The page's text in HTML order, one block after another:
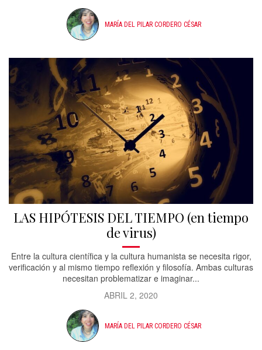
MARÍA DEL PILAR CORDERO CÉSAR
LAS HIPÓTESIS DEL TIEMPO (en tiempo
de virus)
Entre la cultura científica y la cultura humanista se necesita rigor,
verificación y al mismo tiempo reflexión y filosofía. Ambas culturas
necesitan problematizar e imaginar...
ABRIL 2, 2020
MARÍA DEL PILAR CORDERO CÉSAR